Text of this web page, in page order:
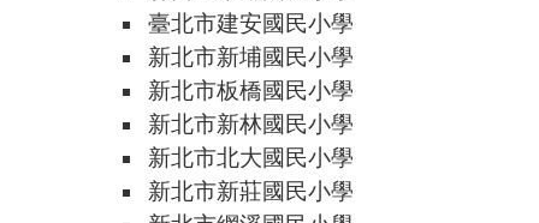
臺北市建安國民小學
新北市新埔國民小學
新北市板橋國民小學
新北市新林國民小學
新北市北大國民小學
新北市新莊國民小學